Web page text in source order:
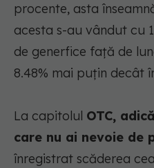
procente, asta
acesta s-au vândut cu
de generfice față de
8.48% mai puțin decât
La capitolul OTC,
care nu ai nevoie de
înregistrat scăderea